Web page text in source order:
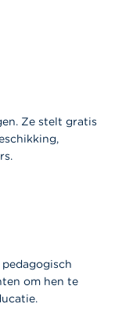
Ze stelt gratis
om hen te